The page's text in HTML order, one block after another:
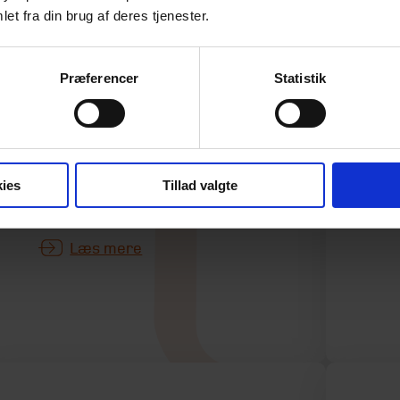
fra din brug af deres tjenester.
Præferencer Statistik
Tillad valgte
I en ny rapport bekræfter
Finanstilsynet en problematik,
som mange investorer ikke er
tilstrækkeligt opmærksomme
på – og ofte heller ikke har den
nødvendige indsigt i til at kunne
Læs mere